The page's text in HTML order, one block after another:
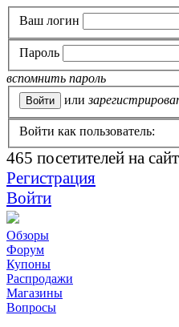
Ваш логин
Пароль
вспомнить пароль
или
Войти как пользователь:
465 посетителей на
Регистрация
Войти
Обзоры
Форум
Купоны
Распродажи
Магазины
Вопросы